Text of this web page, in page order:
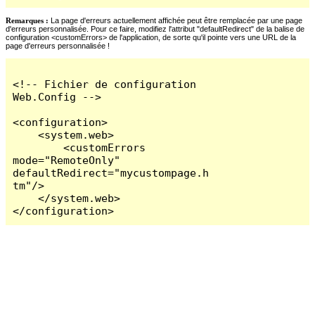
Remarques : La page d'erreurs actuellement affichée peut être remplacée par une page
d'erreurs personnalisée. Pour ce faire, modifiez l'attribut "defaultRedirect" de la balise de
configuration <customErrors> de l'application, de sorte qu'il pointe vers une URL de la
page d'erreurs personnalisée !
<!-- Fichier de configuration
Web.Config -->
<configuration>
    <system.web>
        <customErrors
mode="RemoteOnly"
defaultRedirect="mycustompage.h
tm"/>
    </system.web>
</configuration>